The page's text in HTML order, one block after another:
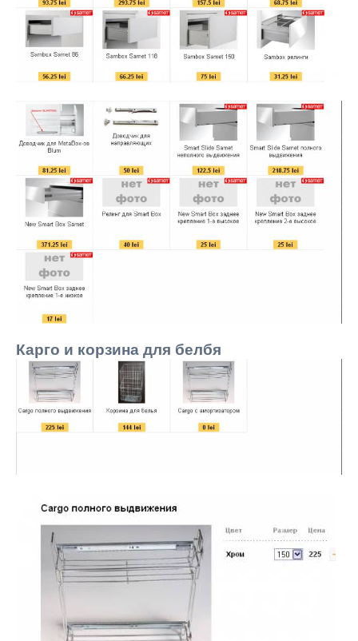
Карго и корзина для белбя